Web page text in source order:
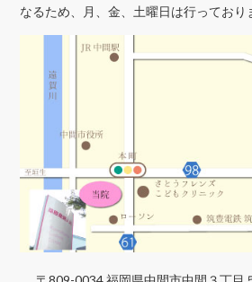
なるため、月、金、土曜日は行っており